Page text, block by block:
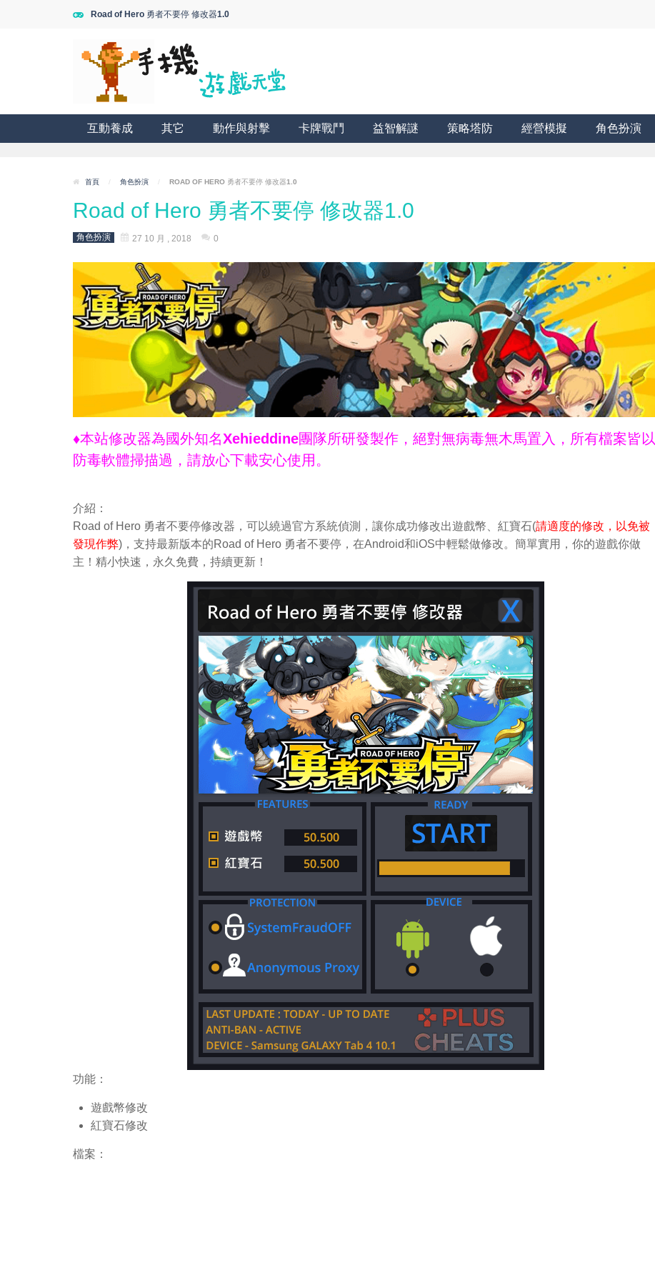
Road of Hero 勇者不要停 修改器1.0
互動養成 其它 動作與射擊 卡牌戰鬥 益智解謎 策略塔防 經營模擬 角色扮演
首頁 / 角色扮演 / ROAD OF HERO 勇者不要停 修改器1.0
Road of Hero 勇者不要停 修改器1.0
角色扮演 27 10 月 , 2018 0
♦本站修改器為國外知名Xehieddine團隊所研發製作，絕對無病毒無木馬置入，所有檔案皆以
防毒軟體掃描過，請放心下載安心使用。
介紹：
Road of Hero 勇者不要停修改器，可以繞過官方系統偵測，讓你成功修改出遊戲幣、紅寶石(請適度的修改，以免被
發現作弊)，支持最新版本的Road of Hero 勇者不要停，在Android和iOS中輕鬆做修改。簡單實用，你的遊戲你做
主！精小快速，永久免費，持續更新！
功能：
遊戲幣修改
紅寶石修改
檔案：